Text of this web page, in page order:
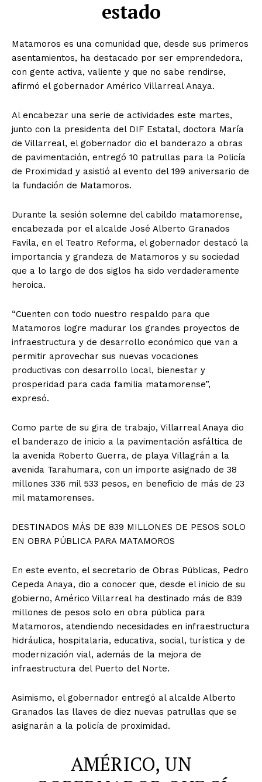
estado
Matamoros es una comunidad que, desde sus primeros
asentamientos, ha destacado por ser emprendedora,
con gente activa, valiente y que no sabe rendirse,
afirmó el gobernador Américo Villarreal Anaya.
Al encabezar una serie de actividades este martes,
junto con la presidenta del DIF Estatal, doctora María
de Villarreal, el gobernador dio el banderazo a obras
de pavimentación, entregó 10 patrullas para la Policía
de Proximidad y asistió al evento del 199 aniversario de
la fundación de Matamoros.
Durante la sesión solemne del cabildo matamorense,
encabezada por el alcalde José Alberto Granados
Favila, en el Teatro Reforma, el gobernador destacó la
importancia y grandeza de Matamoros y su sociedad
que a lo largo de dos siglos ha sido verdaderamente
heroica.
“Cuenten con todo nuestro respaldo para que
Matamoros logre madurar los grandes proyectos de
infraestructura y de desarrollo económico que van a
permitir aprovechar sus nuevas vocaciones
productivas con desarrollo local, bienestar y
prosperidad para cada familia matamorense”,
expresó.
Como parte de su gira de trabajo, Villarreal Anaya dio
el banderazo de inicio a la pavimentación asfáltica de
la avenida Roberto Guerra, de playa Villagrán a la
avenida Tarahumara, con un importe asignado de 38
millones 336 mil 533 pesos, en beneficio de más de 23
mil matamorenses.
DESTINADOS MÁS DE 839 MILLONES DE PESOS SOLO
EN OBRA PÚBLICA PARA MATAMOROS
En este evento, el secretario de Obras Públicas, Pedro
Cepeda Anaya, dio a conocer que, desde el inicio de su
gobierno, Américo Villarreal ha destinado más de 839
millones de pesos solo en obra pública para
Matamoros, atendiendo necesidades en infraestructura
hidráulica, hospitalaria, educativa, social, turística y de
modernización vial, además de la mejora de
infraestructura del Puerto del Norte.
Asimismo, el gobernador entregó al alcalde Alberto
Granados las llaves de diez nuevas patrullas que se
asignarán a la policía de proximidad.
AMÉRICO, UN